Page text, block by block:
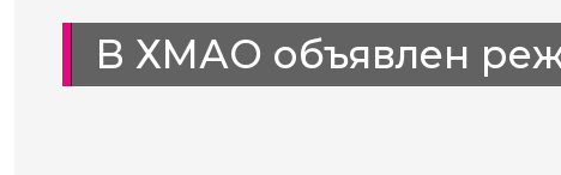
В ХМАО объявлен